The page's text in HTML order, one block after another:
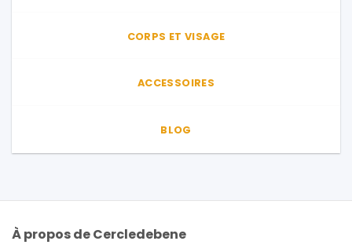
CORPS ET VISAGE
ACCESSOIRES
BLOG
À propos de Cercledebene